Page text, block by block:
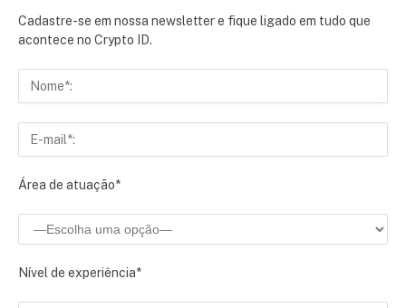
Cadastre-se em nossa newsletter e fique ligado em tudo que
acontece no Crypto ID.
Área de atuação*
Nível de experiência*